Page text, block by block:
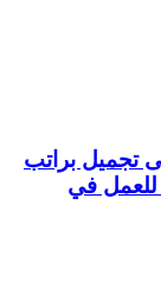
تجميل براتب
للعمل في